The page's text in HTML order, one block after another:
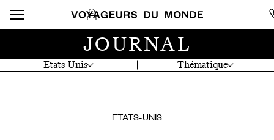
Etats-Unis Thématique
JOURNAL
ETATS-UNIS